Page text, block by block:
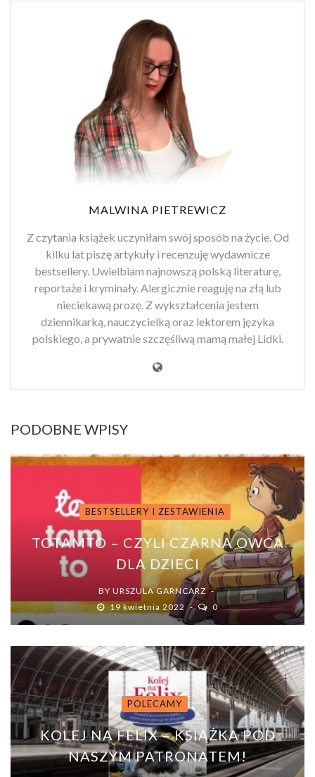
MALWINA PIETREWICZ
Z czytania książek uczyniłam swój sposób na życie. Od
kilku lat piszę artykuły i recenzuję wydawnicze
bestsellery. Uwielbiam najnowszą polską literaturę,
reportaże i kryminały. Alergicznie reaguję na złą lub
nieciekawą prozę. Z wykształcenia jestem
dziennikarką, nauczycielką oraz lektorem języka
polskiego, a prywatnie szczęśliwą mamą małej Lidki.
PODOBNE WPISY
BESTSELLERY I ZESTAWIENIA
TOTAMTO – CZYLI CZARNA OWCA
DLA DZIECI
BY URSZULA GARNCARZ
19 kwietnia 2022
0
POLECAMY
KOLEJ NA FELIX – KSIĄŻKA POD
NASZYM PATRONATEM!